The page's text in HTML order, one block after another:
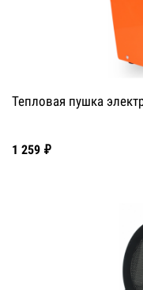
Тепловая пушка
1 259 ₽